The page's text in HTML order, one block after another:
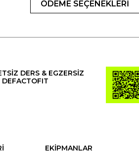
ÖDEME SEÇENEKLERİ
DERS & EGZERSİZ
EKİPMANLAR